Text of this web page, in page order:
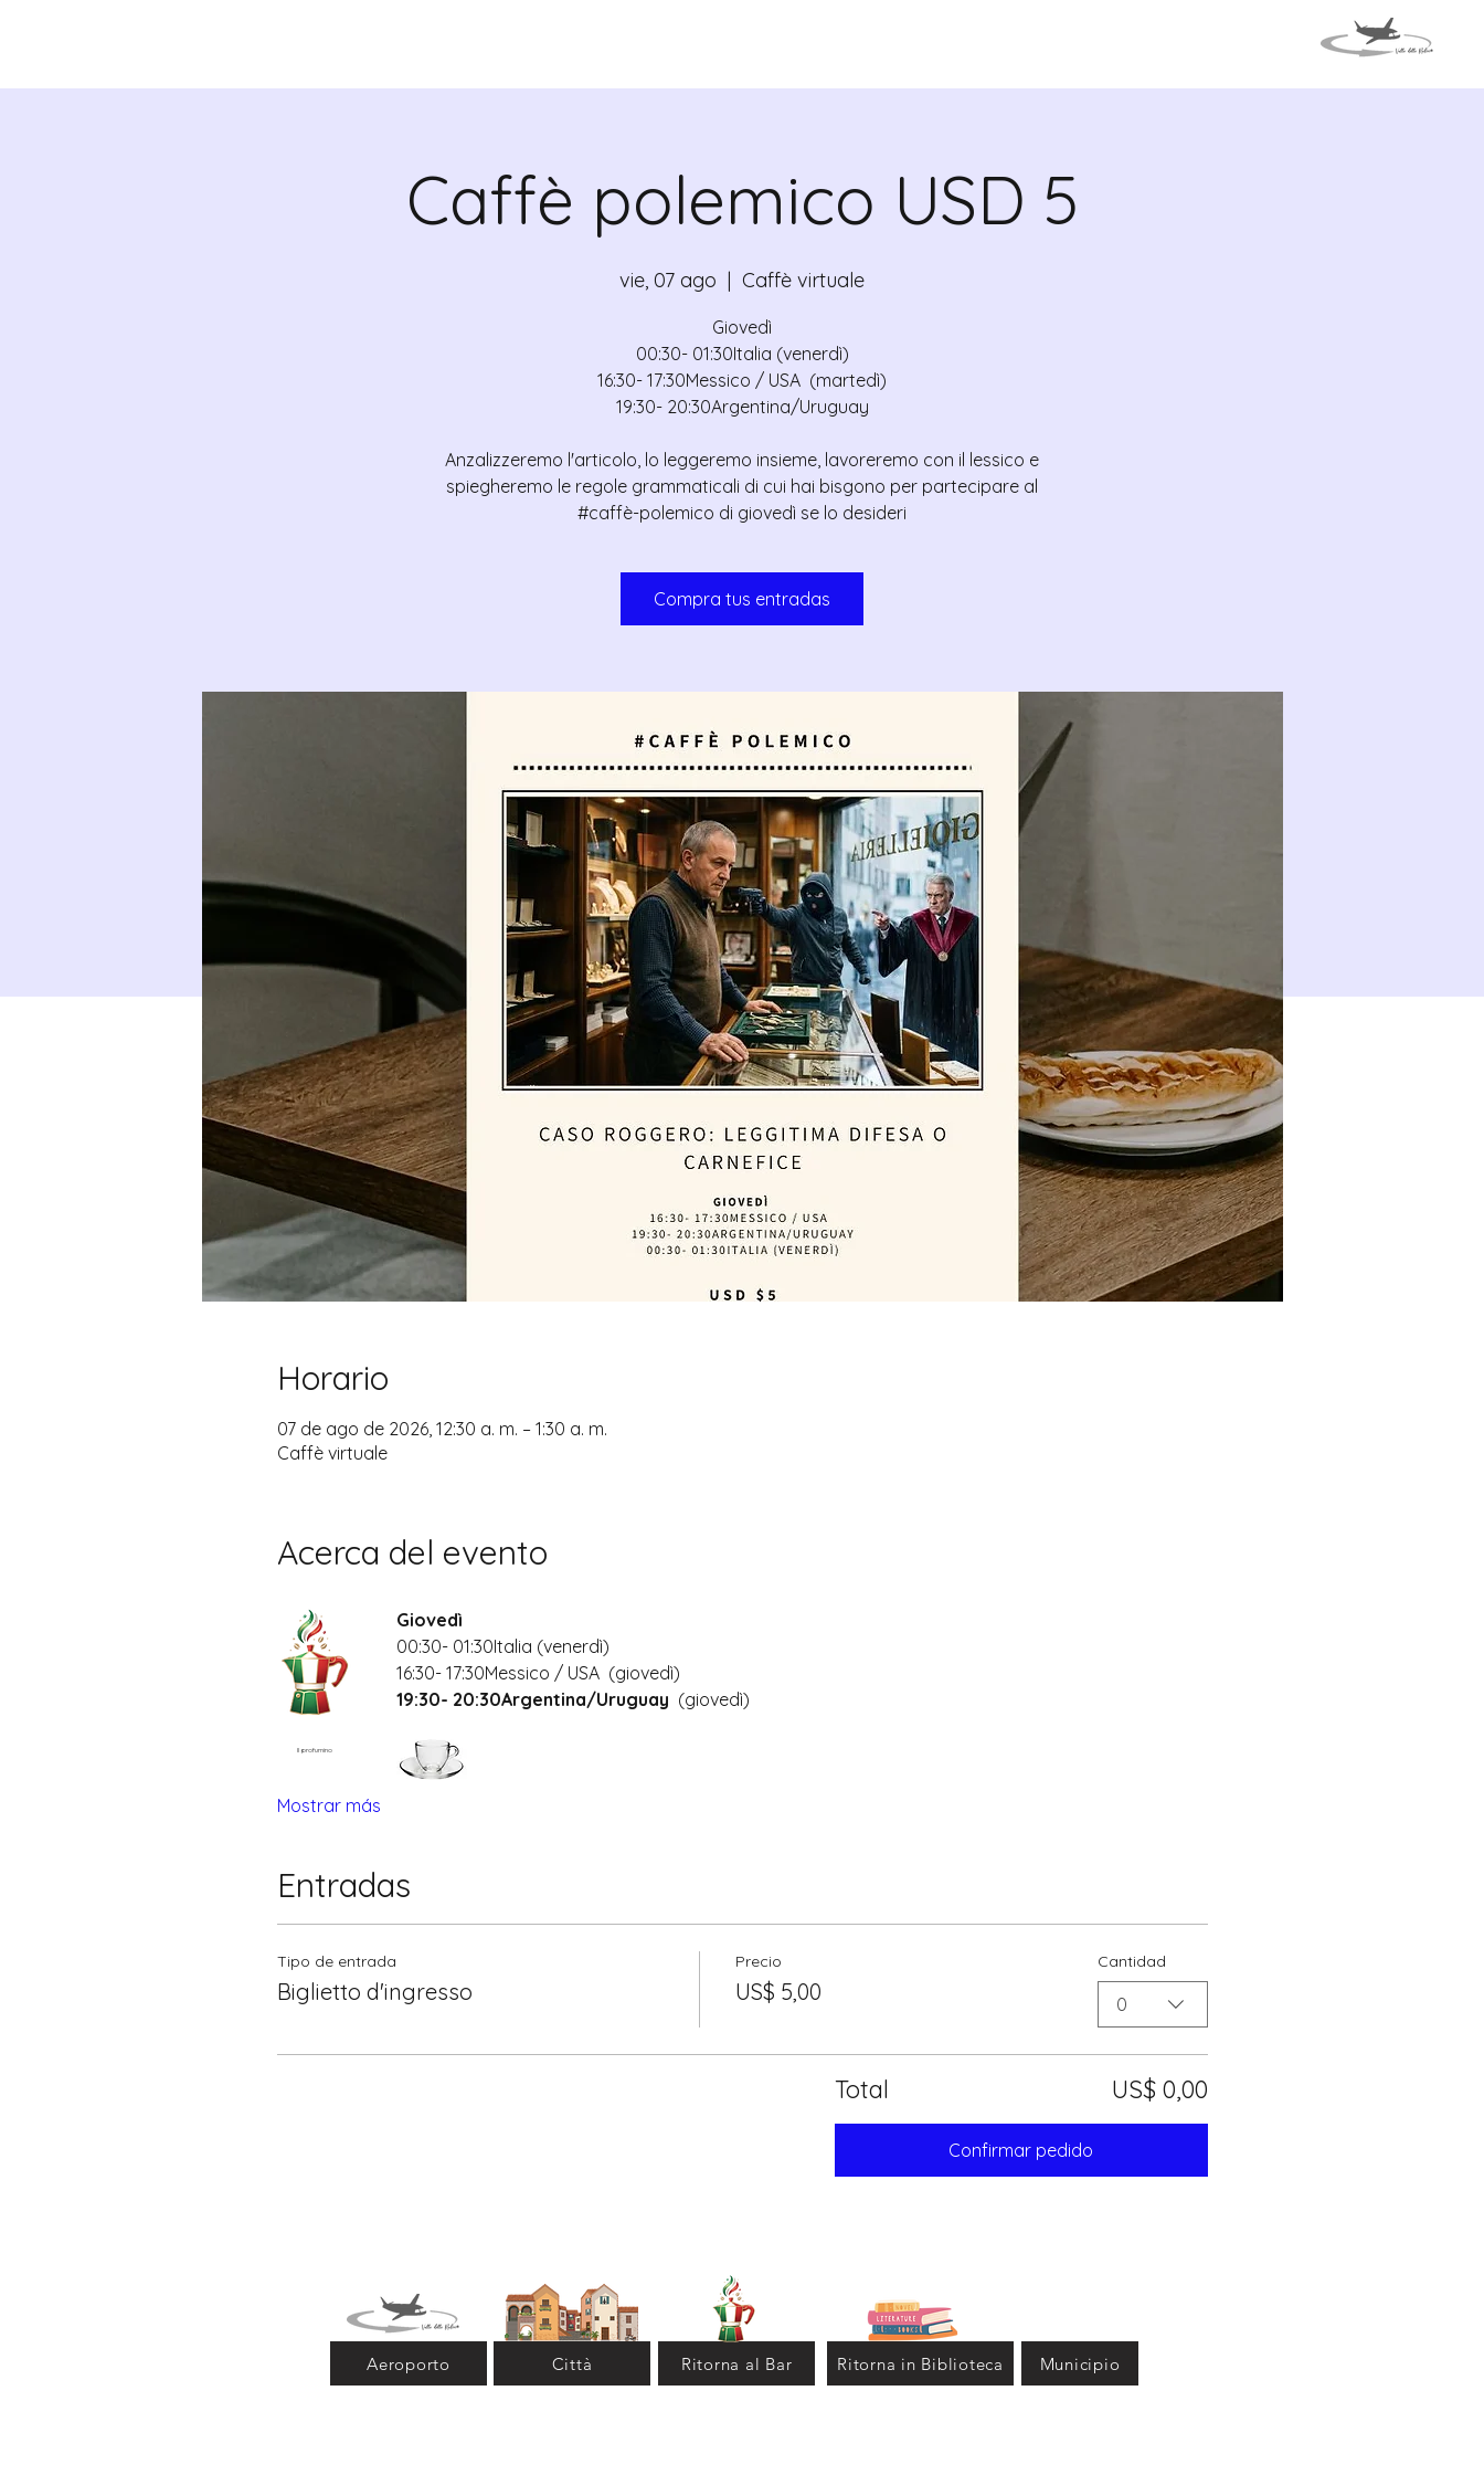
Caffè polemico USD 5
vie, 07 ago
  |
Caffè virtuale
Giovedì
00:30- 01:30Italia (venerdì)
16:30- 17:30Messico / USA (martedì)
19:30- 20:30Argentina/Uruguay
Anzalizzeremo l'articolo, lo leggeremo insieme, lavoreremo con il lessico e
spiegheremo le regole grammaticali di cui hai bisgono per partecipare al
#caffè-polemico di giovedì se lo desideri
Compra tus entradas
Horario
07 de ago de 2026, 12:30 a. m. – 1:30 a. m.
Caffè virtuale
Acerca del evento
Il profumino
Giovedì
00:30- 01:30Italia (venerdì)
16:30- 17:30Messico / USA  (giovedì)
19:30- 20:30Argentina/Uruguay (giovedì)
Mostrar más
Entradas
Tipo de entrada
Biglietto d'ingresso
Precio
US$ 5,00
Cantidad
0
Total US$ 0,00
Confirmar pedido
Aeroporto Città Ritorna al Bar Ritorna in Biblioteca Municipio